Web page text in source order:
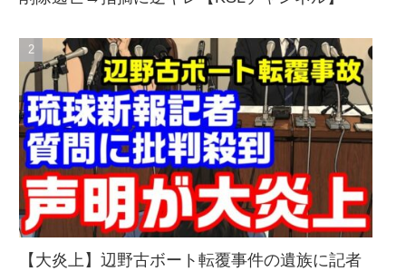
【大炎上】辺野古ボート転覆事件の遺族に記者